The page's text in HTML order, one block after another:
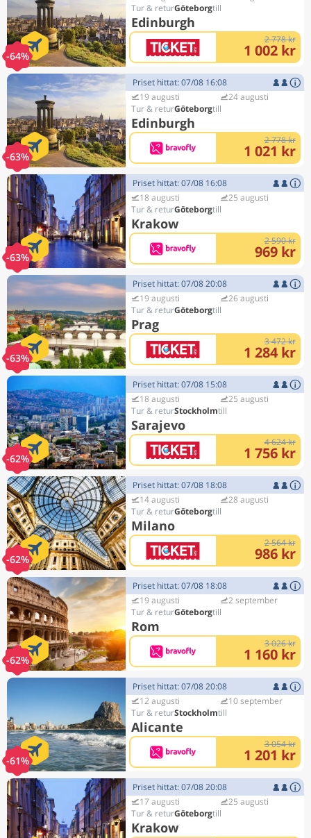
-64%
Göteborg
Edinburgh
2 778 kr
1 002 kr
-63%
Priset hittat: 07/08 16:08
19 augusti
Göteborg
Edinburgh
24 augusti
2 778 kr
1 021 kr
-63%
Priset hittat: 07/08 16:08
18 augusti
Göteborg
Krakow
25 augusti
2 590 kr
969 kr
-63%
Priset hittat: 07/08 20:08
19 augusti
Göteborg
Prag
26 augusti
3 472 kr
1 284 kr
-62%
Priset hittat: 07/08 15:08
18 augusti
Stockholm
Sarajevo
25 augusti
4 624 kr
1 756 kr
-62%
Priset hittat: 07/08 18:08
14 augusti
Göteborg
Milano
28 augusti
2 564 kr
986 kr
-62%
Priset hittat: 07/08 18:08
19 augusti
Göteborg
Rom
2 september
3 026 kr
1 160 kr
-61%
Priset hittat: 07/08 20:08
12 augusti
Stockholm
Alicante
10 september
3 054 kr
1 201 kr
Priset hittat: 07/08 20:08
17 augusti
Göteborg
Krakow
25 augusti